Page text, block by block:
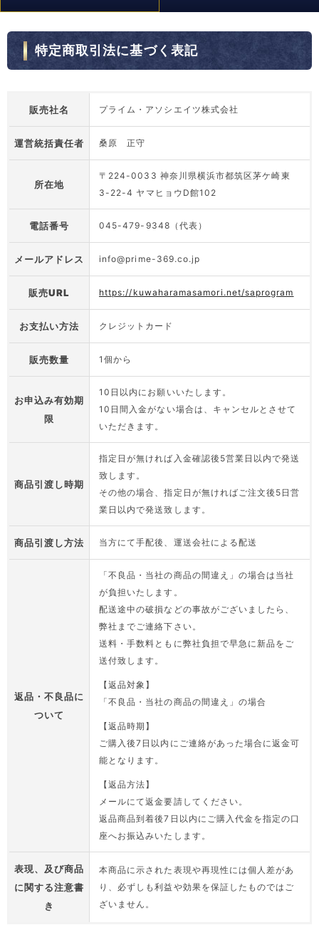
特定商取引法に基づく表記
販売社名 プライム・アソシエイツ株式会社
運営統括責任者 桑原 正守
所在地
〒224-0033 神奈川県横浜市都筑区茅ケ崎東
3-22-4 ヤマヒョウD館102
電話番号 045-479-9348（代表）
メールアドレス info@prime-369.co.jp
販売URL https://kuwaharamasamori.net/saprogram
お支払い方法 クレジットカード
販売数量 1個から
お申込み有効期
限
10日以内にお願いいたします。
10日間入金がない場合は、キャンセルとさせて
いただきます。
商品引渡し時期
指定日が無ければ入金確認後5営業日以内で発送
致します。
その他の場合、指定日が無ければご注文後5日営
業日以内で発送致します。
商品引渡し方法 当方にて手配後、運送会社による配送
返品・不良品に
ついて
「不良品・当社の商品の間違え」の場合は当社
が負担いたします。
配送途中の破損などの事故がございましたら、
弊社までご連絡下さい。
送料・手数料ともに弊社負担で早急に新品をご
送付致します。
【返品対象】
「不良品・当社の商品の間違え」の場合
【返品時期】
ご購入後7日以内にご連絡があった場合に返金可
能となります。
【返品方法】
メールにて返金要請してください。
返品商品到着後7日以内にご購入代金を指定の口
座へお振込みいたします。
表現、及び商品
に関する注意書
き
本商品に示された表現や再現性には個人差があ
り、必ずしも利益や効果を保証したものではご
ざいません。